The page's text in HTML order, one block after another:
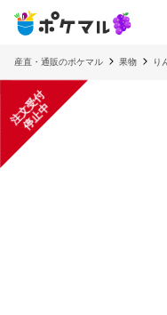
産直・通販のポケマル 果物 り
注
文
受
付
停
止
中